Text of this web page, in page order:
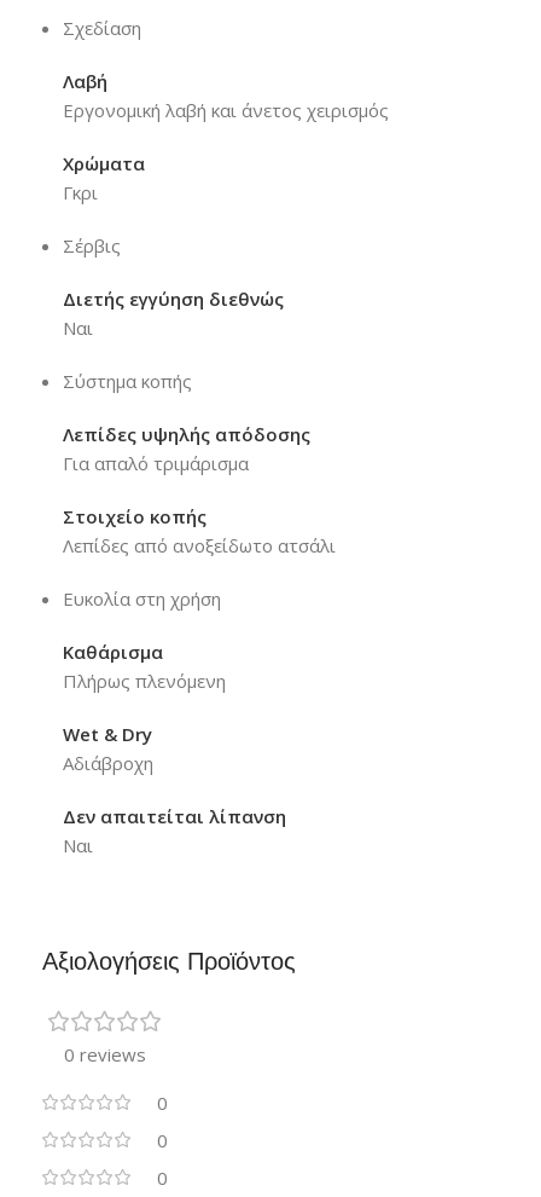
Σχεδίαση
Λαβή
Εργονομική λαβή και άνετος χειρισμός
Χρώματα
Γκρι
Σέρβις
Διετής εγγύηση διεθνώς
Ναι
Σύστημα κοπής
Λεπίδες υψηλής απόδοσης
Για απαλό τριμάρισμα
Στοιχείο κοπής
Λεπίδες από ανοξείδωτο ατσάλι
Ευκολία στη χρήση
Καθάρισμα
Πλήρως πλενόμενη
Wet & Dry
Αδιάβροχη
Δεν απαιτείται λίπανση
Ναι
Αξιολογήσεις Προϊόντος
0 reviews
0
0
0